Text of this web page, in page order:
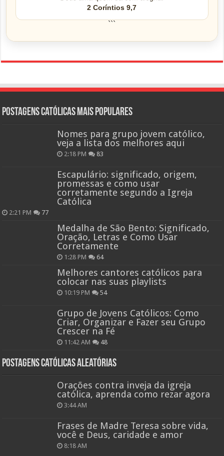
2 Coríntios 9,7
```
Postagens católicas mais Populares
Nomes para grupo jovem católico,
veja a lista dos melhores aqui
2:18 PM 83
Escapulário: significado, origem,
promessas e como usar
corretamente segundo a Igreja
Católica
2:21 PM 77
Medalha de São Bento: Significado,
Oração, Letras e Como Usar
Corretamente
1:28 PM 64
Melhores cantores católicos para
colocar nas suas playlists
10:19 PM 54
Grupo de Jovens Católicos: Como
Criar, Organizar e Fazer seu Grupo
Crescer na Fé
11:42 AM 48
Postagens católicas aleatórias
Orações contra inveja da igreja
católica, aprenda como rezar agora
3:44 AM
Frases de Madre Teresa sobre vida,
você e Deus, caridade e amor
8:18 AM